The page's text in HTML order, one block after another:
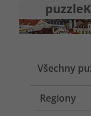
Všechny
Regiony